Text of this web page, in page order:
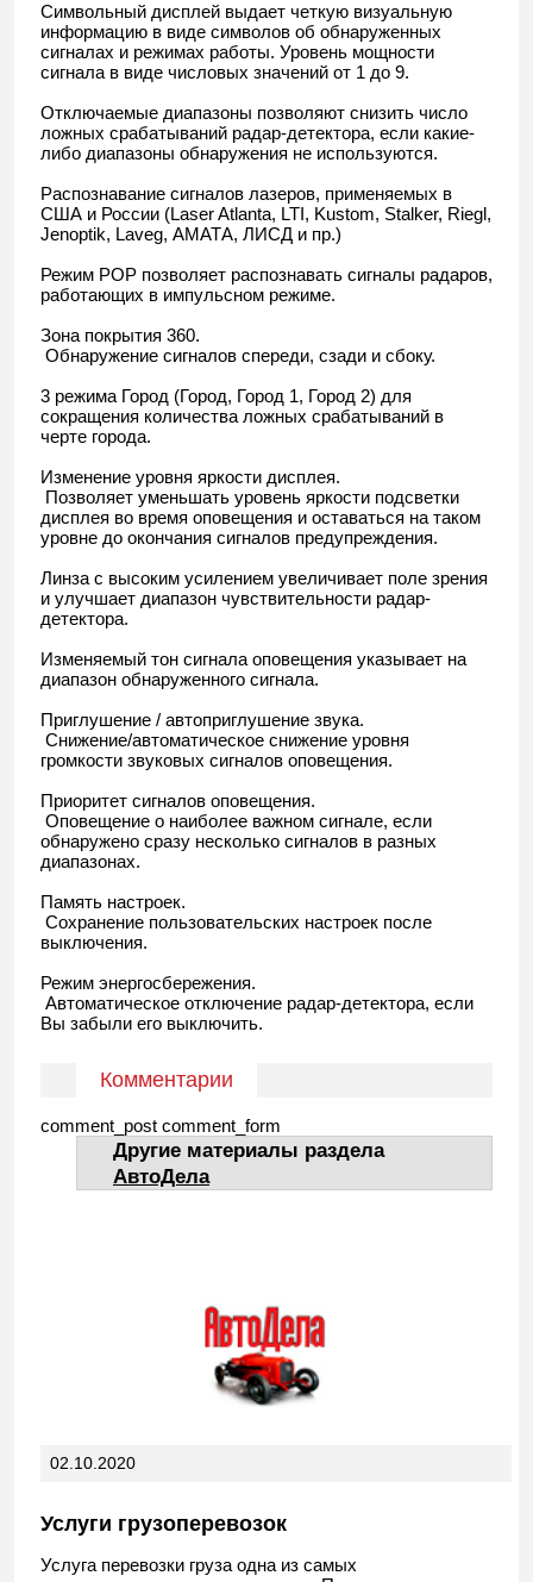
Символьный дисплей выдает четкую визуальную
информацию в виде символов об обнаруженных
сигналах и режимах работы. Уровень мощности
сигнала в виде числовых значений от 1 до 9.
Отключаемые диапазоны позволяют снизить число
ложных срабатываний радар-детектора, если какие-
либо диапазоны обнаружения не используются.
Распознавание сигналов лазеров, применяемых в
США и России (Laser Atlanta, LTI, Kustom, Stalker, Riegl,
Jenoptik, Laveg, АМАТА, ЛИСД и пр.)
Режим POP позволяет распознавать сигналы радаров,
работающих в импульсном режиме.
Зона покрытия 360.
Обнаружение сигналов спереди, сзади и сбоку.
3 режима Город (Город, Город 1, Город 2) для
сокращения количества ложных срабатываний в
черте города.
Изменение уровня яркости дисплея.
Позволяет уменьшать уровень яркости подсветки
дисплея во время оповещения и оставаться на таком
уровне до окончания сигналов предупреждения.
Линза с высоким усилением увеличивает поле зрения
и улучшает диапазон чувствительности радар-
детектора.
Изменяемый тон сигнала оповещения указывает на
диапазон обнаруженного сигнала.
Приглушение / автоприглушение звука.
Снижение/автоматическое снижение уровня
громкости звуковых сигналов оповещения.
Приоритет сигналов оповещения.
Оповещение о наиболее важном сигнале, если
обнаружено сразу несколько сигналов в разных
диапазонах.
Память настроек.
Сохранение пользовательских настроек после
выключения.
Режим энергосбережения.
Автоматическое отключение радар-детектора, если
Вы забыли его выключить.
Комментарии
comment_post comment_form
Другие материалы раздела
АвтоДела
02.10.2020
Услуги грузоперевозок
Услуга перевозки груза одна из самых